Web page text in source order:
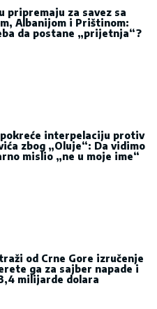
pripremaju za savez sa
Albanijom i Prištinom:
da postane „prijetnja“?
pokreće interpelaciju protiv
zbog „Oluje“: Da vidimo
mislio „ne u moje ime“
od Crne Gore izručenje
ga za sajber napade i
milijarde dolara